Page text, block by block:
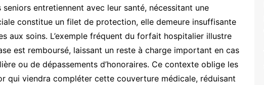
entretiennent avec leur santé, nécessitant une
constitue un filet de protection, elle demeure insuffisante
aux soins. L’exemple fréquent du forfait hospitalier illustre
est remboursé, laissant un reste à charge important en cas
ou de dépassements d’honoraires. Ce contexte oblige les
qui viendra compléter cette couverture médicale, réduisant